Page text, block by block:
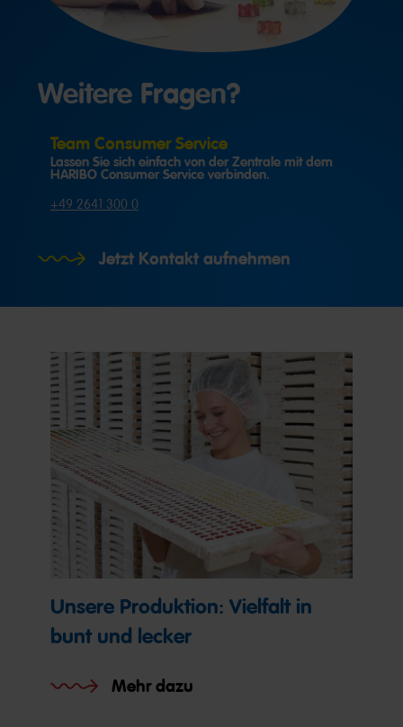
Weitere Fragen?
Team Consumer Service
Lassen Sie sich einfach von der Zentrale mit dem
HARIBO Consumer Service verbinden.
+49 2641 300 0
Jetzt Kontakt aufnehmen
Unsere Produktion: Vielfalt in
bunt und lecker
Mehr dazu